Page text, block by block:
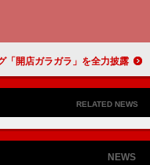
結実のはじけっぷりに「Ｒ－１に出てほしい」 父のギャグ「開店ガラガラ」を全力披露
RELATED NEWS
NEWS